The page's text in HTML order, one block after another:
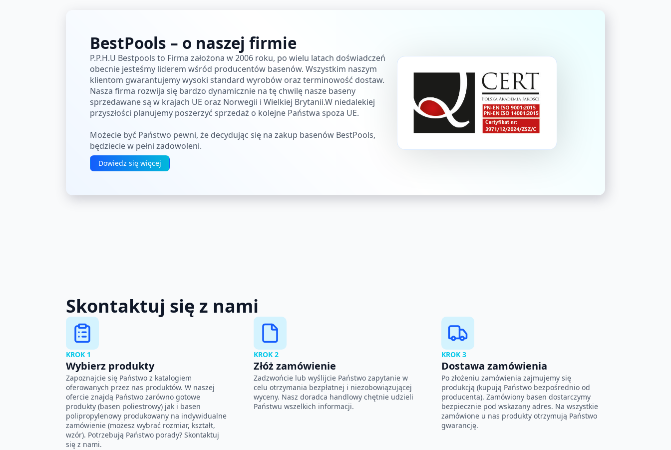
BestPools – o naszej firmie
P.P.H.U Bestpools to Firma założona w 2006 roku, po wielu latach doświadczeń
obecnie jesteśmy liderem wśród producentów basenów. Wszystkim naszym
klientom gwarantujemy wysoki standard wyrobów oraz terminowość dostaw.
Nasza firma rozwija się bardzo dynamicznie na tę chwilę nasze baseny
sprzedawane są w krajach UE oraz Norwegii i Wielkiej Brytanii.W niedalekiej
przyszłości planujemy poszerzyć sprzedaż o kolejne Państwa spoza UE.
Możecie być Państwo pewni, że decydując się na zakup basenów BestPools,
będziecie w pełni zadowoleni.
Dowiedz się więcej
Skontaktuj się z nami
KROK 1
Wybierz produkty
Zapoznajcie się Państwo z katalogiem
oferowanych przez nas produktów. W naszej
ofercie znajdą Państwo zarówno gotowe
produkty (basen poliestrowy) jak i basen
polipropylenowy produkowany na indywidualne
zamówienie (możesz wybrać rozmiar, kształt,
wzór). Potrzebują Państwo porady? Skontaktuj
się z nami.
KROK 2
Złóż zamówienie
Zadzwońcie lub wyślijcie Państwo zapytanie w
celu otrzymania bezpłatnej i niezobowiązującej
wyceny. Nasz doradca handlowy chętnie udzieli
Państwu wszelkich informacji.
KROK 3
Dostawa zamówienia
Po złożeniu zamówienia zajmujemy się
produkcją (kupują Państwo bezpośrednio od
producenta). Zamówiony basen dostarczymy
bezpiecznie pod wskazany adres. Na wszystkie
zamówione u nas produkty otrzymują Państwo
gwarancję.